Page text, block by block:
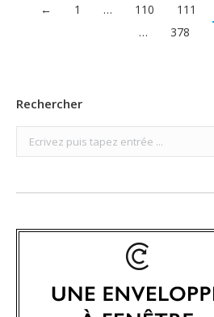
← 1 … 110 111
…
378
Rechercher
Search: